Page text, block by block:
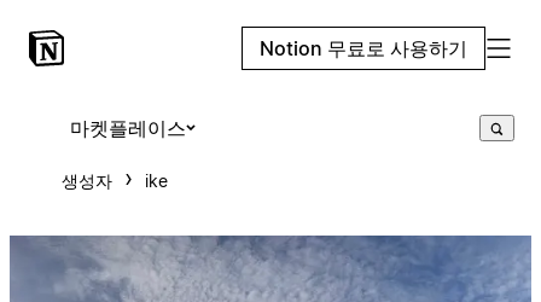
Notion 무료로 사용하기
마켓플레이스
생성자 ike